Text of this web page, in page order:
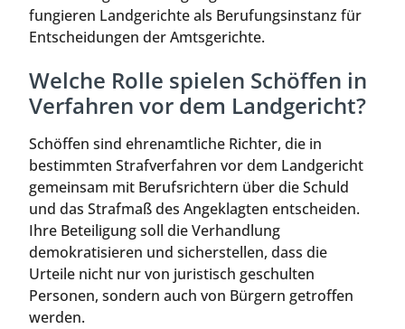
fungieren Landgerichte als Berufungsinstanz für
Entscheidungen der Amtsgerichte.
Welche Rolle spielen Schöffen in
Verfahren vor dem Landgericht?
Schöffen sind ehrenamtliche Richter, die in
bestimmten Strafverfahren vor dem Landgericht
gemeinsam mit Berufsrichtern über die Schuld
und das Strafmaß des Angeklagten entscheiden.
Ihre Beteiligung soll die Verhandlung
demokratisieren und sicherstellen, dass die
Urteile nicht nur von juristisch geschulten
Personen, sondern auch von Bürgern getroffen
werden.